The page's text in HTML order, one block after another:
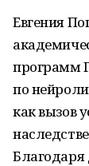
Евгения
программ
по
как вызов
Благодаря